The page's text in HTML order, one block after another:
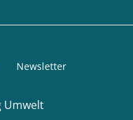
Umwelt
Newsletter